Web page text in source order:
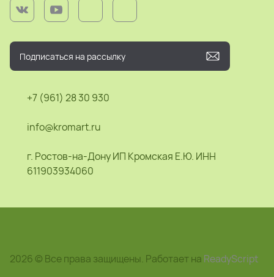
+7 (961) 28 30 930
info@kromart.ru
г. Ростов-на-Дону ИП Кромская Е.Ю. ИНН
611903934060
2026 © Все права защищены. Работает на ReadyScript